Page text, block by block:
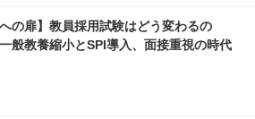
への扉】教員採用試験はどう変わるの
般教養縮小とSPI導入、面接重視の時代